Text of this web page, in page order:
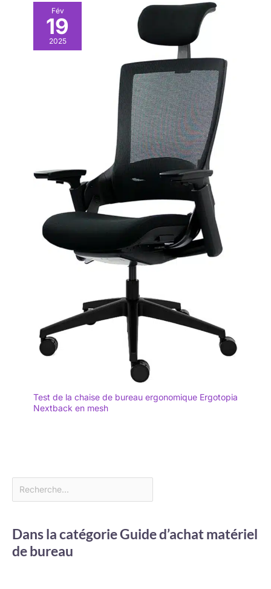
Fév
19
2025
Test de la chaise de bureau ergonomique Ergotopia
Nextback en mesh
Dans la catégorie Guide d’achat matériel
de bureau